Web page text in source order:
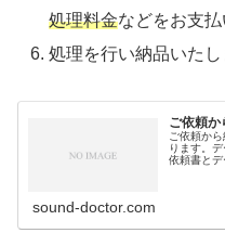
処理料金などをお支払
処理を行い納品いたし
ご依頼か
ご依頼か
ります。
依頼書とデ
sound-doctor.com